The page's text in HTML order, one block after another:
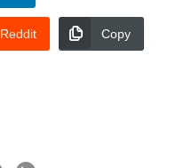
Reddit Copy